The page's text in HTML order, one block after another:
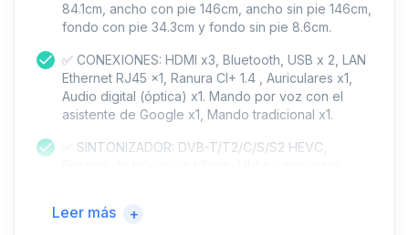
84.1cm, ancho con pie 146cm, ancho sin pie 146cm,
fondo con pie 34.3cm y fondo sin pie 8.6cm.
✅ CONEXIONES: HDMI x3, Bluetooth, USB x 2, LAN
Ethernet RJ45 x1, Ranura CI+ 1.4 , Auriculares x1,
Audio digital (óptica) x1. Mando por voz con el
asistente de Google x1, Mando tradicional x1.
✅ SINTONIZADOR: DVB-T/T2/C/S/S2 HEVC,
códecs Dolby AC-4, Dolby Digital Plus y Dolby
Leer más +